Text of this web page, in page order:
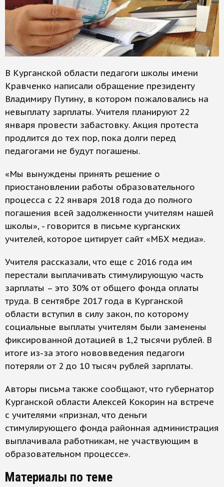
В Курганской области педагоги школы имени
Кравченко написали обращение президенту
Владимиру Путину, в котором пожаловались на
невыплату зарплаты. Учителя планируют 22
января провести забастовку. Акция протеста
продлится до тех пор, пока долги перед
педагогами не будут погашены.
«Мы вынуждены принять решение о
приостановлении работы образовательного
процесса с 22 января 2018 года до полного
погашения всей задолженности учителям нашей
школы», - говорится в письме курганских
учителей, которое цитирует сайт «МБХ медиа».
Учителя рассказали, что еще с 2016 года им
перестали выплачивать стимулирующую часть
зарплаты – это 30% от общего фонда оплаты
труда. В сентябре 2017 года в Курганской
области вступил в силу закон, по которому
социальные выплаты учителям были заменены
фиксированной дотацией в 1,2 тысячи рублей. В
итоге из-за этого нововведения педагоги
потеряли от 2 до 10 тысяч рублей зарплаты.
Авторы письма также сообщают, что губернатор
Курганской области Алексей Кокорин на встрече
с учителями «признал, что деньги
стимулирующего фонда районная администрация
выплачивала работникам, не участвующим в
образовательном процессе».
Материалы по теме